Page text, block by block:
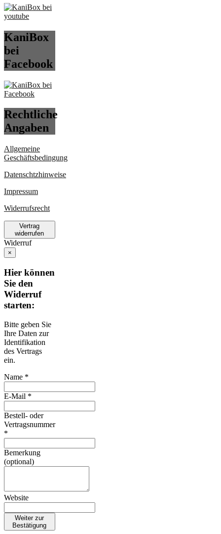
KaniBox
bei
Facebook
Rechtliche
Angaben
Allgemeine
Geschäftsbedingung
Datenschtzhinweise
Impressum
Widerrufsrecht
Vertrag
widerrufen
Widerruf
×
Hier können
Sie den
Widerruf
starten:
Bitte geben Sie
Ihre Daten zur
Identifikation
des Vertrags
ein.
Name *
E-Mail *
Bestell- oder
Vertragsnummer
*
Bemerkung
(optional)
Website
Weiter zur
Bestätigung